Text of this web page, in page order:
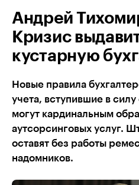
Андрей
Кризис
кустарную
Новые правила
учета, вступившие в силу
могут кардинальным
аутсорсинговых услуг.
оставят без работы
надомников.